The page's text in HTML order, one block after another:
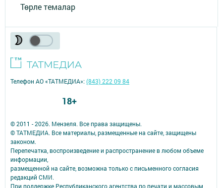
Төрле темалар
© 2011 - 2026. Мензеля. Все права защищены.
© ТАТМЕДИА. Все материалы, размещенные на сайте, защищены
законом.
Перепечатка, воспроизведение и распространение в любом объеме
информации,
размещенной на сайте, возможна только с письменного согласия
редакций СМИ.
При поддержке Республиканского агентства по печати и массовым
Телефон АО «ТАТМЕДИА»:(843) 222 09 84
18+